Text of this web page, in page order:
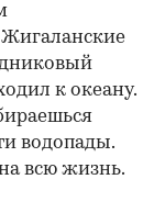
к океану.
водопады.
всю жизнь.